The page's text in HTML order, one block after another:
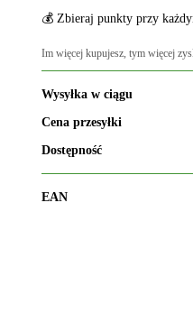
💰 Zbieraj punkty przy
Im więcej kupujesz, tym więcej
Wysyłka w ciągu
Cena przesyłki
Dostępność
EAN